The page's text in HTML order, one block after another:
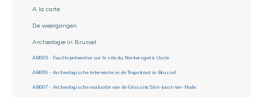
A la carte
De weergangen
Archeologie in Brussel
AB005 - Fouille préventive sur le site du Neckersgat à Uccle
AB006 - Archeologische Interventie in de Trapstraat in Brussel
AB007 - Archeologische evaluatie van de Gésusite Sint-Joost-ten-Node